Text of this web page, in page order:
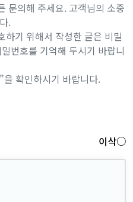
문의해 주세요. 고객님의 소중
.
하기 위해서 작성한 글은 비밀
번호를 기억해 두시기 바랍니
”을 확인하시기 바랍니다.
이삭○